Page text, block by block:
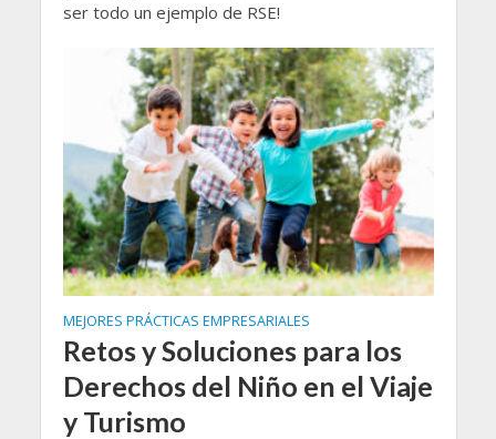
ser todo un ejemplo de RSE!
MEJORES PRÁCTICAS EMPRESARIALES
Retos y Soluciones para los
Derechos del Niño en el Viaje
y Turismo